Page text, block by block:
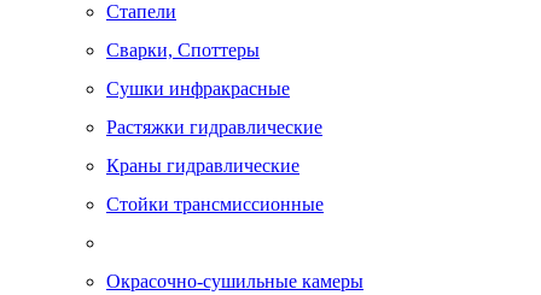
Стапели
Сварки, Cпоттеры
Сушки инфракрасные
Растяжки гидравлические
Краны гидравлические
Стойки трансмиссионные
Окрасочно-сушильные камеры